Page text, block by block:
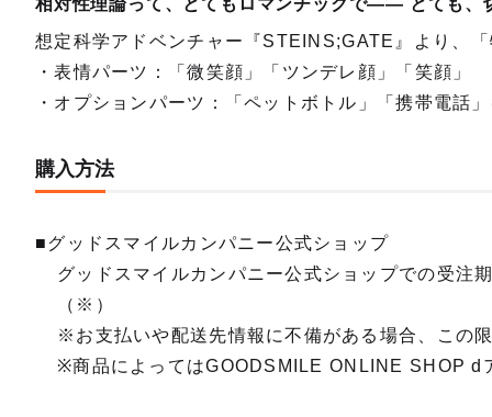
相対性理論って、とてもロマンチックで―― とても
想定科学アドベンチャー『STEINS;GATE』より、
・表情パーツ：「微笑顔」「ツンデレ顔」「笑顔」
・オプションパーツ：「ペットボトル」「携帯電話
購入方法
■グッドスマイルカンパニー公式ショップ
グッドスマイルカンパニー公式ショップでの受注
（※）
※お支払いや配送先情報に不備がある場合、この
※商品によってはGOODSMILE ONLINE SHOP d